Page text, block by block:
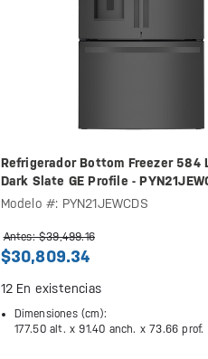
Refrigerador Bottom Freezer 584
Dark Slate GE Profile -
Modelo #: PYN21JEWCDS
Antes: $39,499.16
$30,809.34
12 En existencias
Dimensiones (cm):
177.50 alt. x91.40 anch. x73.66 prof.